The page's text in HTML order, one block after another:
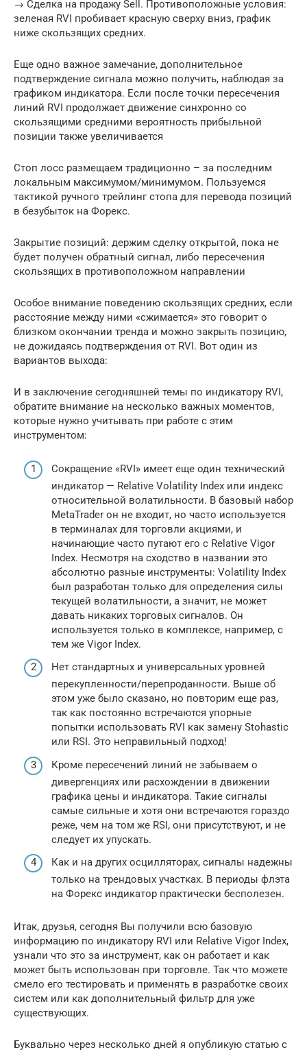
→ Сделка на продажу Sell. Противоположные условия:
зеленая RVI пробивает красную сверху вниз, график
ниже скользящих средних.
Еще одно важное замечание, дополнительное
подтверждение сигнала можно получить, наблюдая за
графиком индикатора. Если после точки пересечения
линий RVI продолжает движение синхронно со
скользящими средними вероятность прибыльной
позиции также увеличивается
Стоп лосс размещаем традиционно – за последним
локальным максимумом/минимумом. Пользуемся
тактикой ручного трейлинг стопа для перевода позиций
в безубыток на Форекс.
Закрытие позиций: держим сделку открытой, пока не
будет получен обратный сигнал, либо пересечения
скользящих в противоположном направлении
Особое внимание поведению скользящих средних, если
расстояние между ними «сжимается» это говорит о
близком окончании тренда и можно закрыть позицию,
не дожидаясь подтверждения от RVI. Вот один из
вариантов выхода:
И в заключение сегодняшней темы по индикатору RVI,
обратите внимание на несколько важных моментов,
которые нужно учитывать при работе с этим
инструментом:
Сокращение «RVI» имеет еще один технический
индикатор — Relative Volatility Index или индекс
относительной волатильности. В базовый набор
MetaTrader он не входит, но часто используется
в терминалах для торговли акциями, и
начинающие часто путают его с Relative Vigor
Index. Несмотря на сходство в названии это
абсолютно разные инструменты: Volatility Index
был разработан только для определения силы
текущей волатильности, а значит, не может
давать никаких торговых сигналов. Он
используется только в комплексе, например, с
тем же Vigor Index.
Нет стандартных и универсальных уровней
перекупленности/перепроданности. Выше об
этом уже было сказано, но повторим еще раз,
так как постоянно встречаются упорные
попытки использовать RVI как замену Stohastic
или RSI. Это неправильный подход!
Кроме пересечений линий не забываем о
дивергенциях или расхождении в движении
графика цены и индикатора. Такие сигналы
самые сильные и хотя они встречаются гораздо
реже, чем на том же RSI, они присутствуют, и не
следует их упускать.
Как и на других осцилляторах, сигналы надежны
только на трендовых участках. В периоды флэта
на Форекс индикатор практически бесполезен.
Итак, друзья, сегодня Вы получили всю базовую
информацию по индикатору RVI или Relative Vigor Index,
узнали что это за инструмент, как он работает и как
может быть использован при торговле. Так что можете
смело его тестировать и применять в разработке своих
систем или как дополнительный фильтр для уже
существующих.
Буквально через несколько дней я опубликую статью с